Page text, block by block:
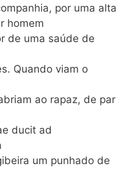
por uma alta
homem
de uma saúde de
Quando viam o
ao rapaz, de par
ducit ad
um punhado de